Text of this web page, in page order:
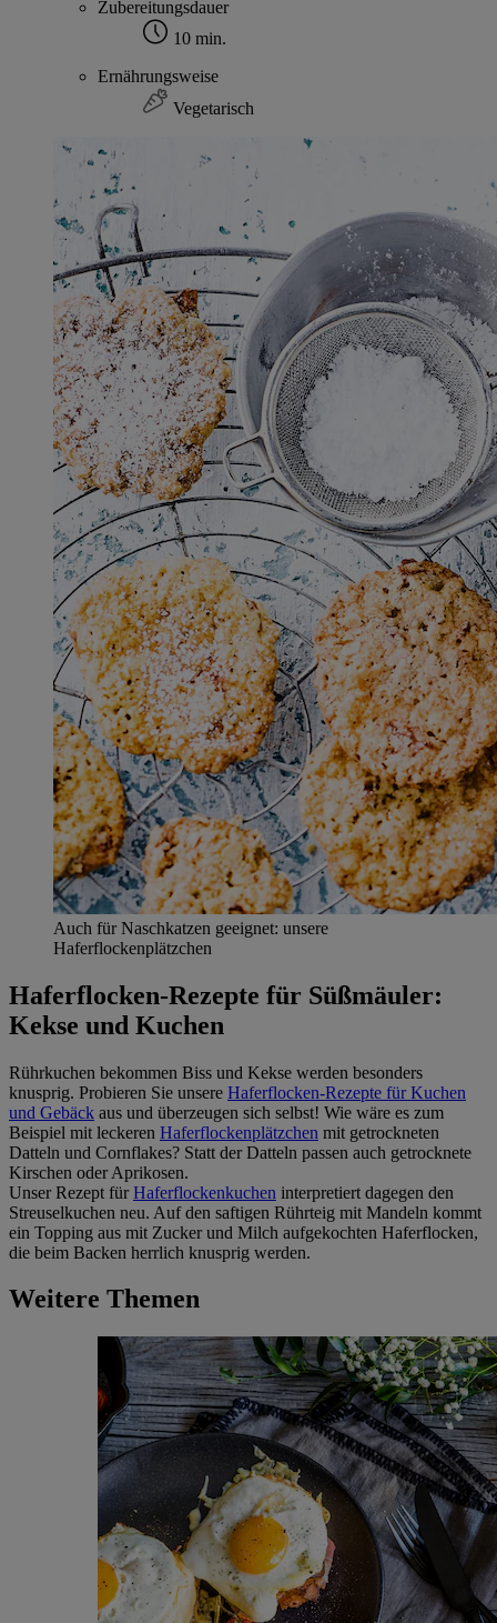
Zubereitungsdauer
10 min.
Ernährungsweise
Vegetarisch
Auch für Naschkatzen geeignet: unsere
Haferflockenplätzchen
Haferflocken-Rezepte für Süßmäuler:
Kekse und Kuchen
Rührkuchen bekommen Biss und Kekse werden besonders
knusprig. Probieren Sie unsere Haferflocken-Rezepte für Kuchen
und Gebäck aus und überzeugen sich selbst! Wie wäre es zum
Beispiel mit leckeren Haferflockenplätzchen mit getrockneten
Datteln und Cornflakes? Statt der Datteln passen auch getrocknete
Kirschen oder Aprikosen.
Unser Rezept für Haferflockenkuchen interpretiert dagegen den
Streuselkuchen neu. Auf den saftigen Rührteig mit Mandeln kommt
ein Topping aus mit Zucker und Milch aufgekochten Haferflocken,
die beim Backen herrlich knusprig werden.
Weitere Themen